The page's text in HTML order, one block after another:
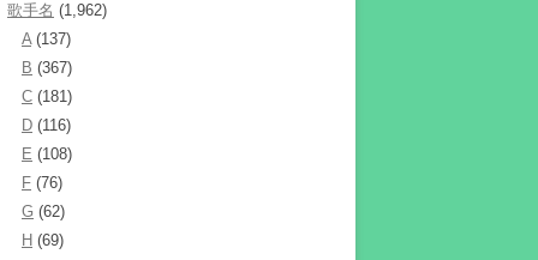
歌手名 (1,962)
A(137)
B (367)
C (181)
D (116)
E (108)
F (76)
G (62)
H (69)